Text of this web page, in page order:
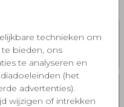
technieken om
bieden, ons
te analyseren en
(het
advertenties).
wijzigen of intrekken